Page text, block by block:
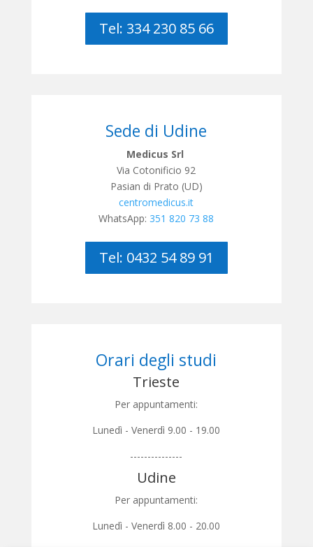
Tel: 334 230 85 66
Sede di Udine
Medicus Srl
Via Cotonificio 92
Pasian di Prato (UD)
centromedicus.it
WhatsApp: 351 820 73 88
Tel: 0432 54 89 91
Orari degli studi
Trieste
Per appuntamenti:
Lunedì - Venerdì 9.00 - 19.00
---------------
Udine
Per appuntamenti:
Lunedì - Venerdì 8.00 - 20.00